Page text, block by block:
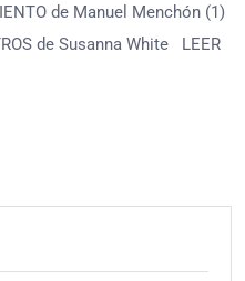
de Manuel Menchón (1)
de Susanna White LEER